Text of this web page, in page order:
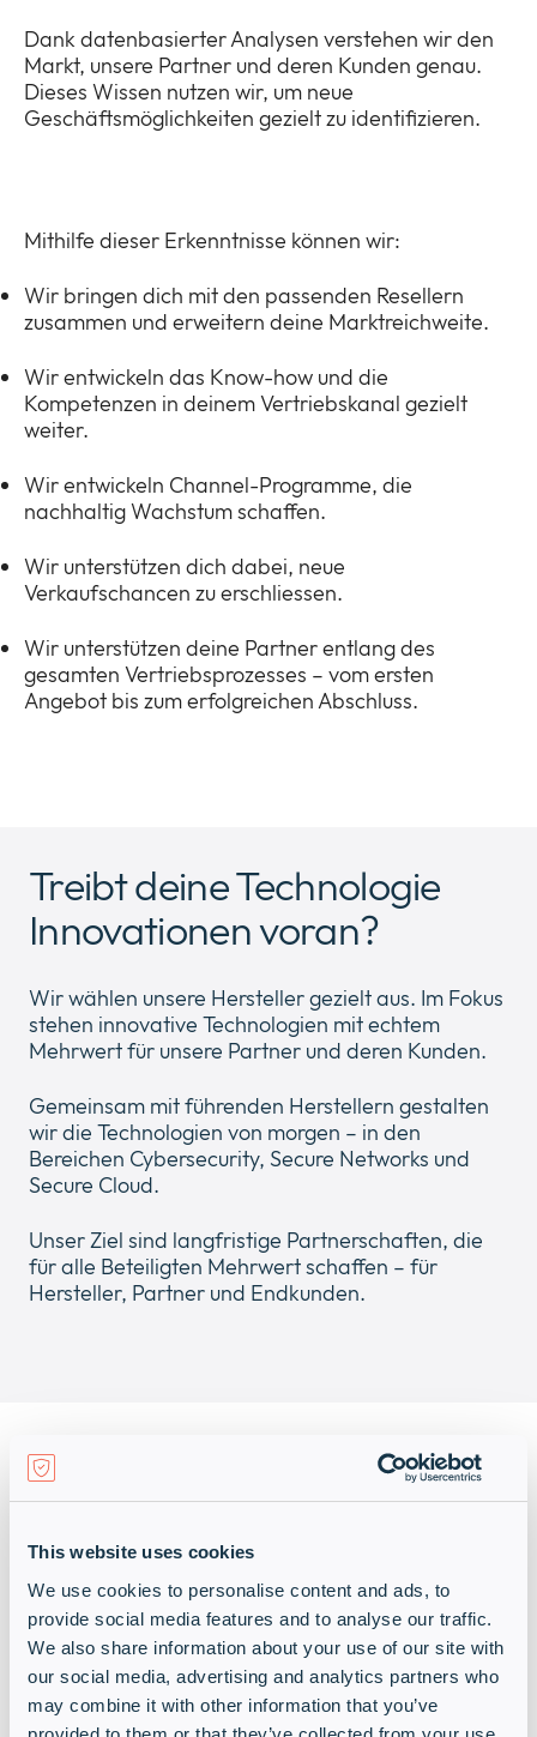
This website uses cookies
We use cookies to personalise content and ads, to
provide social media features and to analyse our traffic.
We also share information about your use of our site with
our social media, advertising and analytics partners who
may combine it with other information that you’ve
sub
menu
Dank datenbasierter Analysen verstehen wir den
Markt, unsere Partner und deren Kunden genau.
Dieses Wissen nutzen wir, um neue
Geschäftsmöglichkeiten gezielt zu identifizieren.
Mithilfe dieser Erkenntnisse können wir:
Wir bringen dich mit den passenden Resellern
zusammen und erweitern deine Marktreichweite.
Wir entwickeln das Know-how und die
Kompetenzen in deinem Vertriebskanal gezielt
weiter.
Wir entwickeln Channel-Programme, die
nachhaltig Wachstum schaffen.
Wir unterstützen dich dabei, neue
Verkaufschancen zu erschliessen.
Wir unterstützen deine Partner entlang des
gesamten Vertriebsprozesses – vom ersten
Angebot bis zum erfolgreichen Abschluss.
Treibt deine Technologie
Innovationen voran?
Wir wählen unsere Hersteller gezielt aus. Im Fokus
stehen innovative Technologien mit echtem
Mehrwert für unsere Partner und deren Kunden.
Gemeinsam mit führenden Herstellern gestalten
wir die Technologien von morgen – in den
Bereichen Cybersecurity, Secure Networks und
Secure Cloud.
Unser Ziel sind langfristige Partnerschaften, die
für alle Beteiligten Mehrwert schaffen – für
Hersteller, Partner und Endkunden.
Möchtest du dein Wachstum gemeinsam mit
Entwickelst du innovative Lösungen für
Cybersecurity, Secure Networks oder Secure
Cloud?